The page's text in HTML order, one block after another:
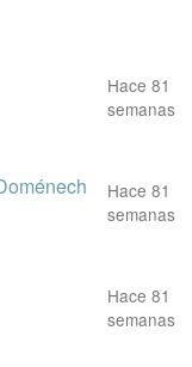
Hace 81
semanas
Hace 81
semanas
Hace 81
semanas